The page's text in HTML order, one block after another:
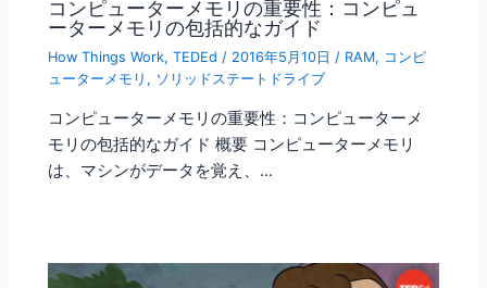
コンピューターメモリの重要性：コンピュ
ーターメモリの包括的なガイド
How Things Work,TEDEd / 2016年5月10日 / RAM, コンピ
ューターメモリ , ソリッドステートドライブ
コンピューターメモリの重要性：コンピューターメ
モリの包括的なガイド 概要 コンピューターメモリ
は、マシンがデータを覚え、…